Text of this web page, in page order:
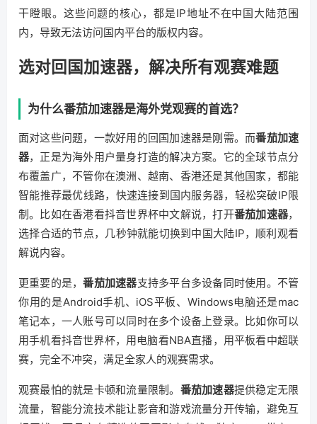
干瞪眼。这些问题的核心，都是IP地址不在中国大陆范围
内，导致无法访问国内平台的版权内容。
选对回国加速器，解决所有观赛难题
为什么番茄加速器是海外党观赛的首选？
面对这些问题，一款好用的回国加速器是刚需。而番茄加速
器，正是为海外用户量身打造的解决方案。它的全球节点分
布覆盖广，不管你在澳洲、越南、香港还是其他国家，都能
智能推荐最优线路，快速连接到国内服务器，轻松突破IP限
制。比如在香港看抖音世界杯中文解说，打开番茄加速器，
选择合适的节点，几秒钟就能切换到中国大陆IP，顺利观看
解说内容。
更重要的是，番茄加速器支持多平台多设备同时使用。不管
你用的是Android手机、iOS平板、Windows电脑还是mac
笔记本，一人账号可以同时在多个设备上登录。比如你可以
用手机看抖音世界杯，用电脑看NBA直播，用平板看中超联
赛，完全不冲突，满足全家人的观赛需求。
观赛最怕的就是卡顿和流量限制。 番茄加速器提供稳定无限
流量，智能分流技术能让影音和游戏流量分开传输，避免互